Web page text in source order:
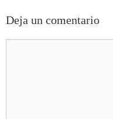
Deja un comentario